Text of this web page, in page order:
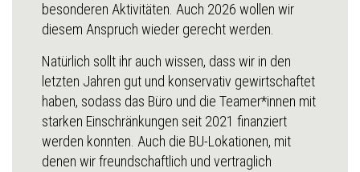
besonderen Aktivitäten. Auch 2026 wollen wir
diesem Anspruch wieder gerecht werden.
Natürlich sollt ihr auch wissen, dass wir in den
letzten Jahren gut und konservativ gewirtschaftet
haben, sodass das Büro und die Teamer*innen mit
starken Einschränkungen seit 2021 finanziert
werden konnten. Auch die BU-Lokationen, mit
denen wir freundschaftlich und vertraglich